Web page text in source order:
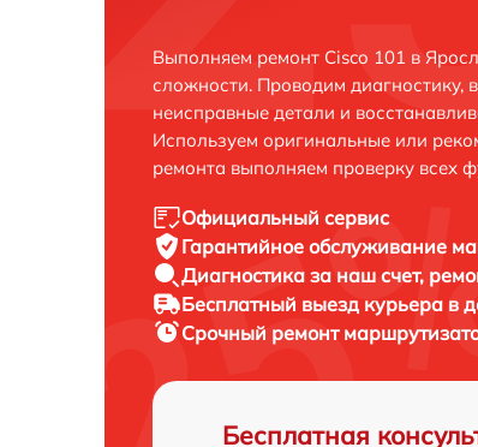
Выполняем ремонт Cisco 101 в
сложности. Проводим диагностику,
неисправные детали и
Используем оригинальные или
ремонта выполняем проверку всех
Официальный сервис
Гарантийное обслуживание
Диагностика за наш счет,
Бесплатный выезд курьера в
Срочный ремонт
Бесплатная